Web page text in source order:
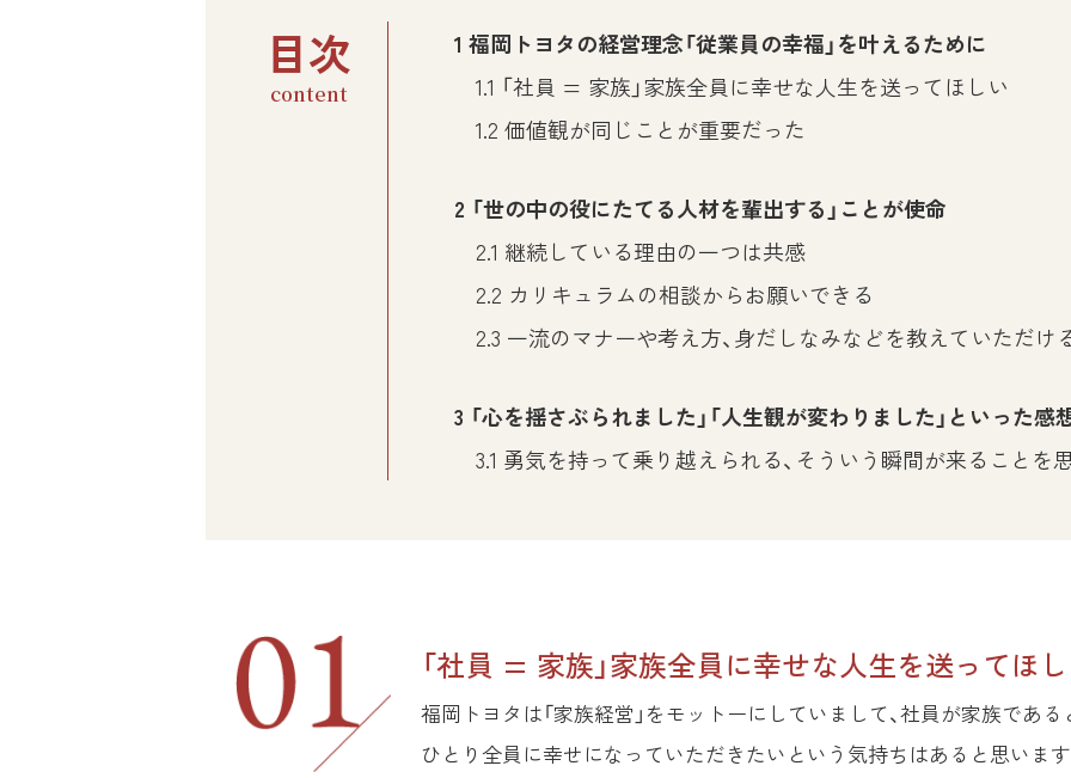
目次 1 福岡トヨタの経営理念「従業員の幸福」を叶えるために
1.1 「社員 = 家族」家族全員に幸せな人生を送ってほしい
1.2 価値観が同じことが重要だった
2 「世の中の役にたてる人材を輩出する」ことが使命
2.1 継続している理由の一つは共感
2.2 カリキュラムの相談からお願いできる
2.3 一流のマナーや考え方、身だしなみなどを教えていただけ
3 「心を揺さぶられました」「人生観が変わりました」といった感
3.1 勇気を持って乗り越えられる、そういう瞬間が来ることを
「社員 = 家族」家族全員に幸せな人生を送ってほ
福岡トヨタは「家族経営」をモットーにしていまして、社員が家族であ
ひとり全員に幸せになっていただきたいという気持ちはあると思います